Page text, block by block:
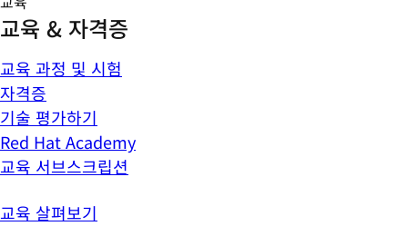
교육 & 자격증
교육 과정 및 시험
자격증
기술 평가하기
Red Hat Academy
교육 서브스크립션
교육 살펴보기